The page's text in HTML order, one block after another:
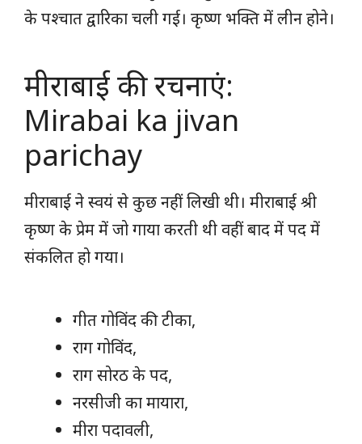
के पश्चात द्वारिका चली गई। कृष्ण भक्ति में लीन होने।
मीराबाई की रचनाएं:
Mirabai ka jivan
parichay
मीराबाई ने स्वयं से कुछ नहीं लिखी थी। मीराबाई श्री
कृष्ण के प्रेम में जो गाया करती थी वहीं बाद में पद में
संकलित हो गया।
गीत गोविंद की टीका,
राग गोविंद,
राग सोरठ के पद,
नरसीजी का मायारा,
मीरा पदावली,